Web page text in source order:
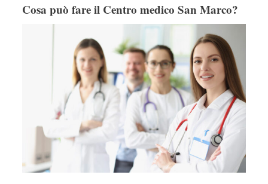
Cosa può fare il Centro medico San Marco?